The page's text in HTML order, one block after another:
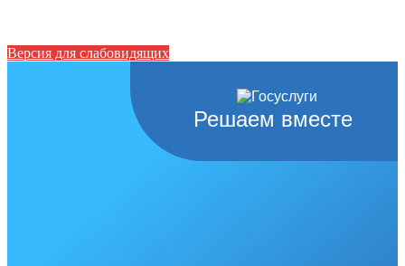
Версия для слабовидящих
Решаем вместе